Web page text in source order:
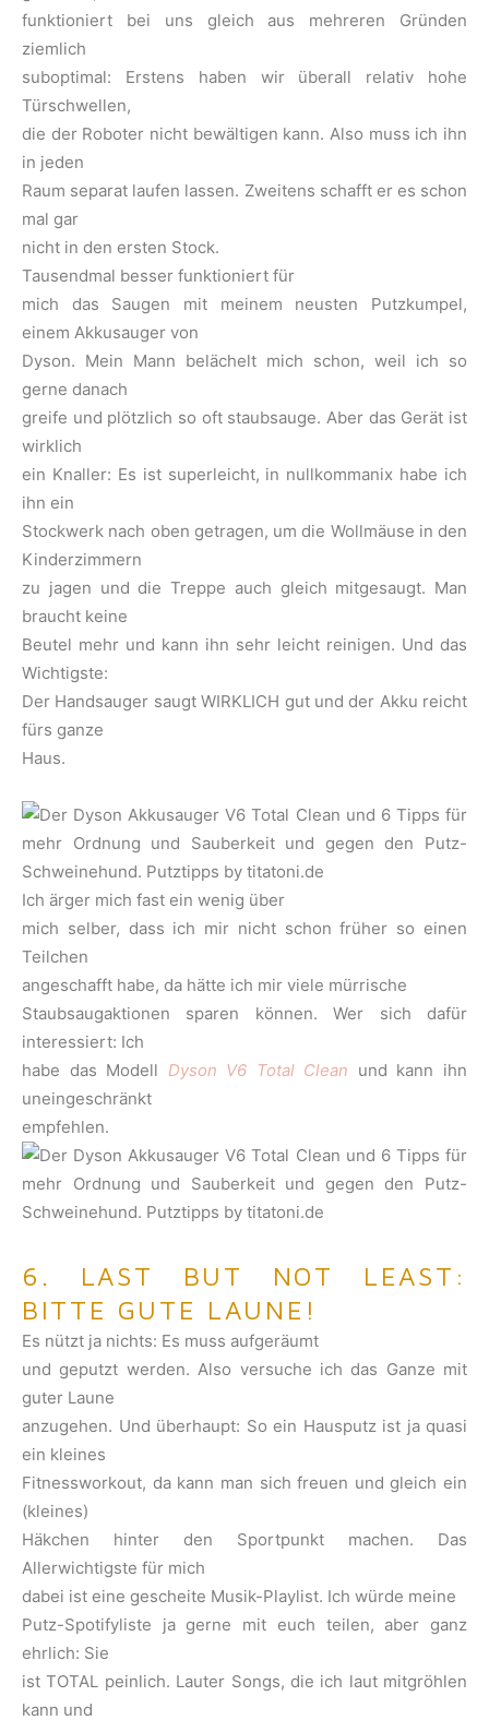
funktioniert bei uns gleich aus mehreren Gründen
ziemlich
suboptimal: Erstens haben wir überall relativ hohe
Türschwellen,
die der Roboter nicht bewältigen kann. Also muss ich ihn
in jeden
Raum separat laufen lassen. Zweitens schafft er es schon
mal gar
nicht in den ersten Stock.
Tausendmal besser funktioniert für
mich das Saugen mit meinem neusten Putzkumpel,
einem Akkusauger von
Dyson. Mein Mann belächelt mich schon, weil ich so
gerne danach
greife und plötzlich so oft staubsauge. Aber das Gerät ist
wirklich
ein Knaller: Es ist superleicht, in nullkommanix habe ich
ihn ein
Stockwerk nach oben getragen, um die Wollmäuse in den
Kinderzimmern
zu jagen und die Treppe auch gleich mitgesaugt. Man
braucht keine
Beutel mehr und kann ihn sehr leicht reinigen. Und das
Wichtigste:
Der Handsauger saugt WIRKLICH gut und der Akku reicht
fürs ganze
Haus.
Ich ärger mich fast ein wenig über
mich selber, dass ich mir nicht schon früher so einen
Teilchen
angeschafft habe, da hätte ich mir viele mürrische
Staubsaugaktionen sparen können. Wer sich dafür
interessiert: Ich
habe das Modell Dyson V6 Total Clean und kann ihn
uneingeschränkt
empfehlen.
6. LAST BUT NOT LEAST:
BITTE GUTE LAUNE!
Es nützt ja nichts: Es muss aufgeräumt
und geputzt werden. Also versuche ich das Ganze mit
guter Laune
anzugehen. Und überhaupt: So ein Hausputz ist ja quasi
ein kleines
Fitnessworkout, da kann man sich freuen und gleich ein
(kleines)
Häkchen hinter den Sportpunkt machen. Das
Allerwichtigste für mich
dabei ist eine gescheite Musik-Playlist. Ich würde meine
Putz-Spotifyliste ja gerne mit euch teilen, aber ganz
ehrlich: Sie
ist TOTAL peinlich. Lauter Songs, die ich laut mitgröhlen
kann und